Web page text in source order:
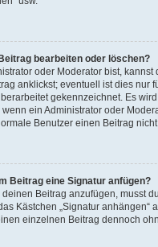
bearbeiten oder löschen?
oder Moderator bist,
anklickst; eventuell ist dies nur
gekennzeichnet. Es
ein Administrator oder
Benutzer einen Beitrag
Beitrag eine Signatur anfügen?
Beitrag anzufügen, musst
Kästchen „Signatur
einzelnen Beitrag dennoch